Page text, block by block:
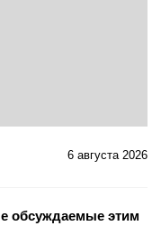
6 августа 2026
обсуждаемые этим